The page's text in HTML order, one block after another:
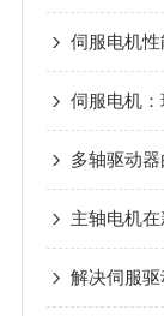
伺服电机性
伺服电机
多轴驱动
主轴电机